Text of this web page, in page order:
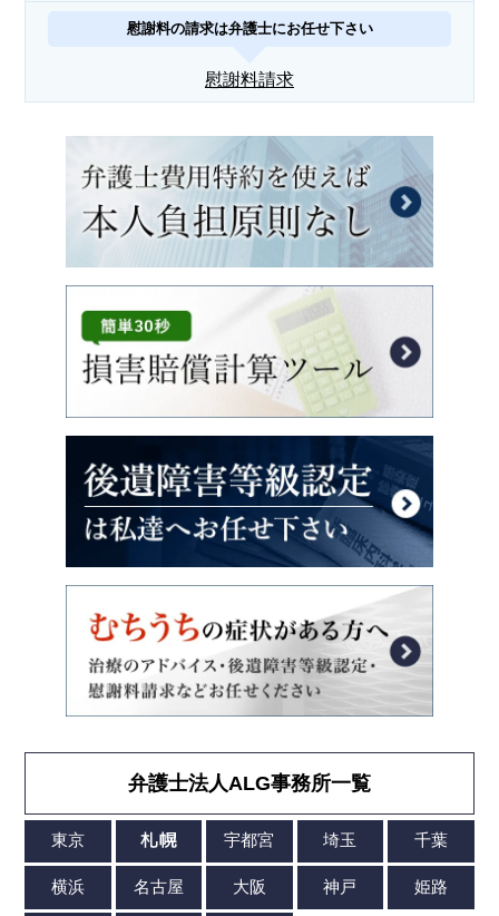
慰謝料の請求は弁護士にお任せ下さい
慰謝料請求
弁護士法人ALG事務所一覧